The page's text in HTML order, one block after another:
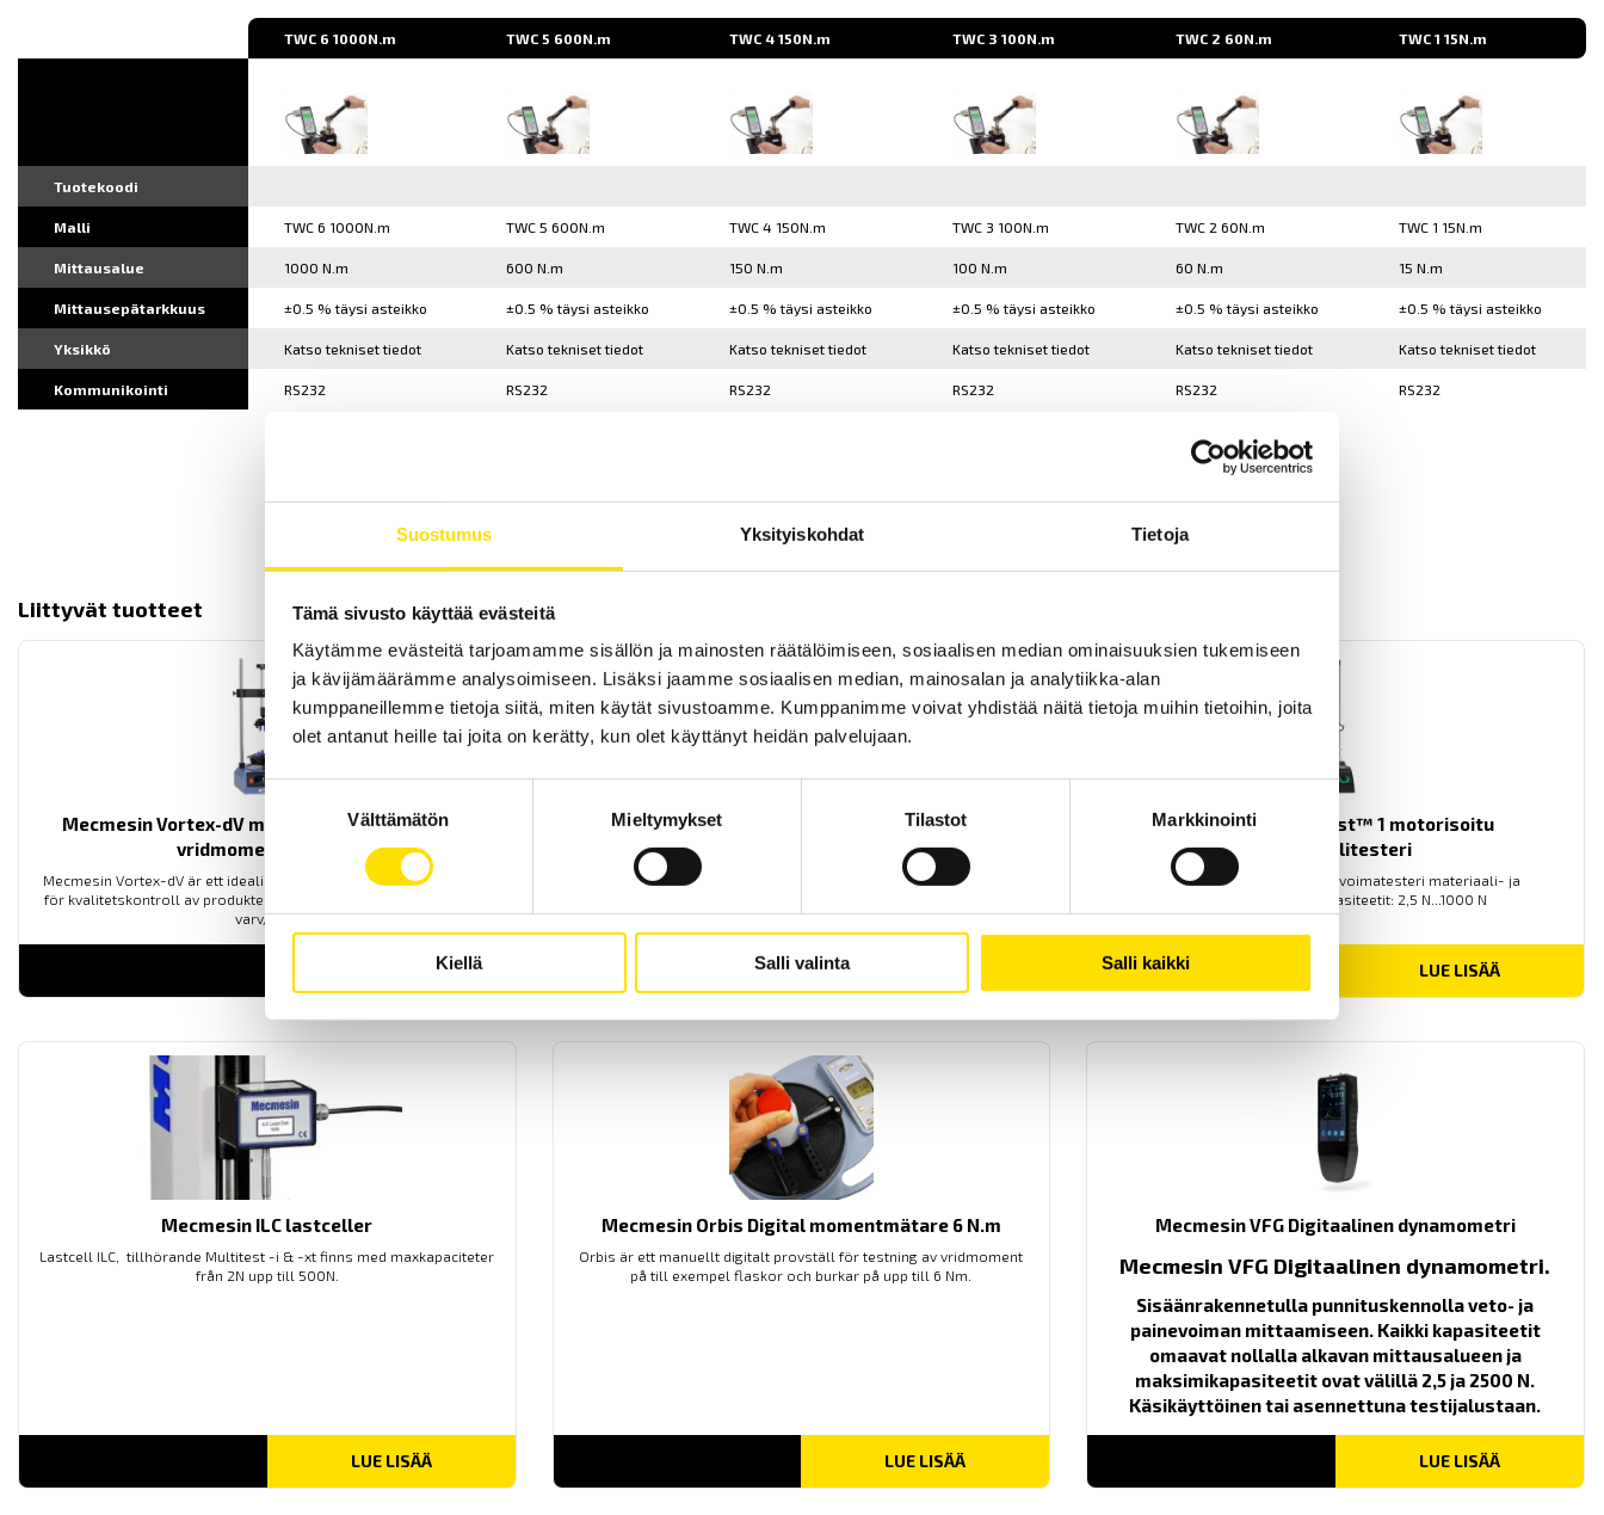
Suostumus Yksityiskohdat Tietoja
Tämä sivusto käyttää evästeitä
Käytämme evästeitä tarjoamamme sisällön ja mainosten räätälöimiseen, sosiaalisen median ominaisuuksien tukemiseen
ja kävijämäärämme analysoimiseen. Lisäksi jaamme sosiaalisen median, mainosalan ja analytiikka-alan
kumppaneillemme tietoja siitä, miten käytät sivustoamme. Kumppanimme voivat yhdistää näitä tietoja muihin tietoihin, joita
olet antanut heille tai joita on kerätty, kun olet käyttänyt heidän palvelujaan.
Suostumuksen
Välttämätön Mieltymykset Tilastot Markkinointi
Kiellä Salli valinta Salli kaikki
TWC 6 1000N.m TWC 5 600N.m TWC 4 150N.m TWC 3 100N.m TWC 2 60N.m TWC 1 15N.m
Tuotekoodi
Malli TWC 6 1000N.m TWC 5 600N.m TWC 4 150N.m TWC 3 100N.m TWC 2 60N.m TWC 1 15N.m
Mittausalue 1000 N.m 600 N.m 150 N.m 100 N.m 60 N.m 15 N.m
Mittausepätarkkuus ±0.5 % täysi asteikko ±0.5 % täysi asteikko ±0.5 % täysi asteikko ±0.5 % täysi asteikko ±0.5 % täysi asteikko ±0.5 % täysi asteikko
Yksikkö Katso tekniset tiedot Katso tekniset tiedot Katso tekniset tiedot Katso tekniset tiedot Katso tekniset tiedot Katso tekniset tiedot
Kommunikointi RS232 RS232 RS232 RS232 RS232 RS232
Liittyvät tuotteet
Mecmesin Vortex-dV motoriserat provställ för
vridmomentmätning
Mecmesin Vortex-dV är ett idealiskt enklare motoriserat provställ
för kvalitetskontroll av produkter. Hastighet väljs mellan 0,1 till 30
varv/min.
Mecmesin VectorPro Lite mjukvara
VectorPro™ Lite för mätvärdesinsamling från Mecmesin instrument
Mecmesin OmniTest™ 1 motorisoitu
materiaalitesteri
PC-ohjattu testijalusta/vetovoimatesteri materiaali- ja
tuotetestaukseen. Kapasiteetit: 2,5 N...1000 N
LUE LISÄÄ
Mecmesin ILC lastceller
Lastcell ILC, tillhörande Multitest -i & -xt finns med maxkapaciteter
från 2N upp till 500N.
LUE LISÄÄ
Mecmesin Orbis Digital momentmätare 6 N.m
Orbis är ett manuellt digitalt provställ för testning av vridmoment
på till exempel flaskor och burkar på upp till 6 Nm.
LUE LISÄÄ
Mecmesin VFG Digitaalinen dynamometri
Mecmesin VFG Digitaalinen dynamometri.
Sisäänrakennetulla punnituskennolla veto- ja
painevoiman mittaamiseen. Kaikki kapasiteetit
omaavat nollalla alkavan mittausalueen ja
maksimikapasiteetit ovat välillä 2,5 ja 2500 N.
Käsikäyttöinen tai asennettuna testijalustaan.
LUE LISÄÄ